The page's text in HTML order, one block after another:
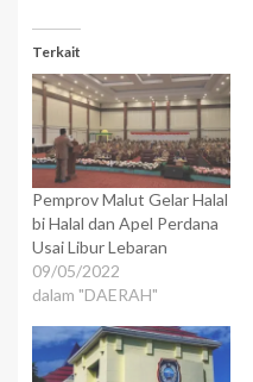
Terkait
Pemprov Malut Gelar Halal
bi Halal dan Apel Perdana
Usai Libur Lebaran
09/05/2022
dalam "DAERAH"